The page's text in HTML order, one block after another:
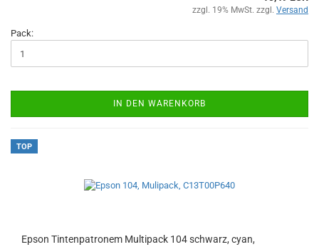
zzgl. 19% MwSt. zzgl. Versand
Pack:
IN DEN WARENKORB
TOP
Epson Tintenpatronem Multipack 104 schwarz, cyan,